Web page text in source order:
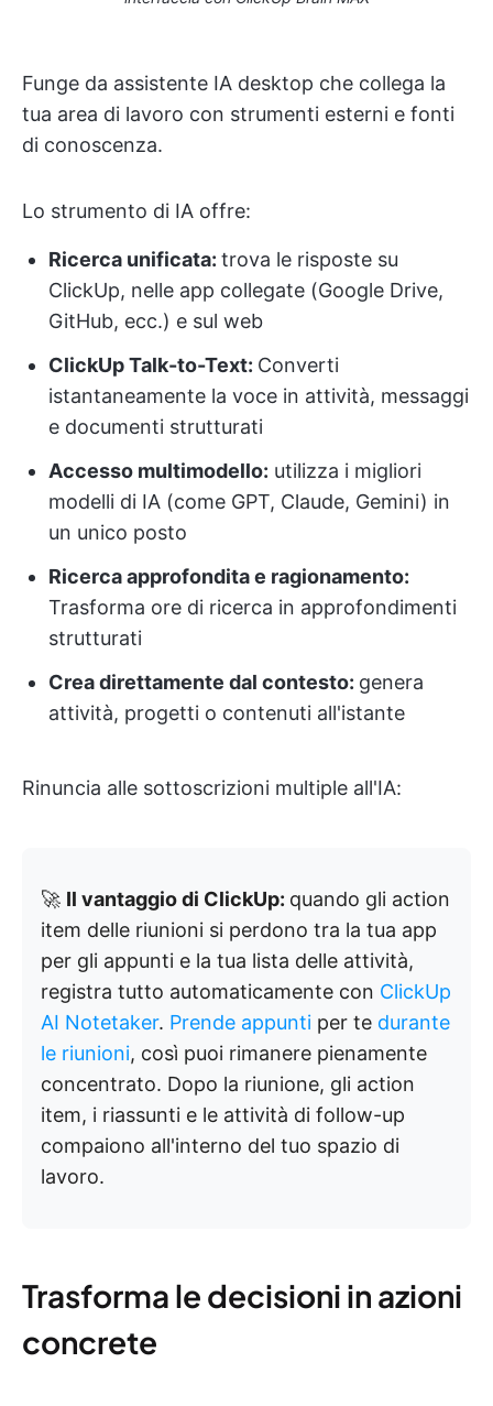
Funge da assistente IA desktop che collega la
tua area di lavoro con strumenti esterni e fonti
di conoscenza.
Lo strumento di IA offre:
Ricerca unificata: trova le risposte su
ClickUp, nelle app collegate (Google Drive,
GitHub, ecc.) e sul web
ClickUp Talk-to-Text: Converti
istantaneamente la voce in attività, messaggi
e documenti strutturati
Accesso multimodello: utilizza i migliori
modelli di IA (come GPT, Claude, Gemini) in
un unico posto
Ricerca approfondita e ragionamento:
Trasforma ore di ricerca in approfondimenti
strutturati
Crea direttamente dal contesto: genera
attività, progetti o contenuti all'istante
Rinuncia alle sottoscrizioni multiple all'IA:
🚀 Il vantaggio di ClickUp: quando gli action
item delle riunioni si perdono tra la tua app
per gli appunti e la tua lista delle attività,
registra tutto automaticamente con ClickUp
AI Notetaker. Prende appunti per te durante
le riunioni, così puoi rimanere pienamente
concentrato. Dopo la riunione, gli action
item, i riassunti e le attività di follow-up
compaiono all'interno del tuo spazio di
lavoro.
Trasforma le decisioni in azioni
concrete